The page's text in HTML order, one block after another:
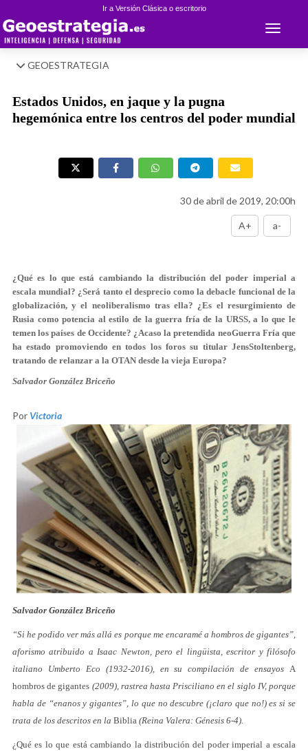
Ir a Versión Clásica o escritorio
Toggle
GEOESTRATEGIA
Estados Unidos, en jaque y la pugna
hegemónica entre los centros del poder mundial
30 de abril de 2019, 20:00h
A+ a-
¿Qué es lo que está cambiando la distribución del poder imperial a
escala mundial? ¿Será tanto el desprecio como la debacle funcional de la
globalización, y el neoliberalismo tras ella? ¿Es el resurgimiento de
Rusia como potencia al estilo de la guerra fría de la URSS, a lo que le
temen los países de Occidente? ¿Acaso la pretendida neoGuerra Fría que
ha estado promoviendo en todos los foros su titular JensStoltenberg,
tratando de relanzar a la OTAN desde la vieja Europa?
Salvador González Briceño
Por Victoria
Salvador González Briceño
“Si he podido ver más allá es porque me encaramé a hombros de gigantes”,
aforismo atribuido a Isaac Newton, pero el lingüista, escritor y filósofo
italiano Umberto Eco (1932-2016), en su compilación de ensayos A
hombros de gigantes (2009), rastrea hasta Prisciliano en el siglo IV, porque
habla de “enanos y gigantes”, lo que no descubre (¡claro que no!) es si se
trata de los descritos en la Biblia (Reina Valera: Génesis 6-4).
¿Qué es lo que está cambiando la distribución del poder imperial a escala